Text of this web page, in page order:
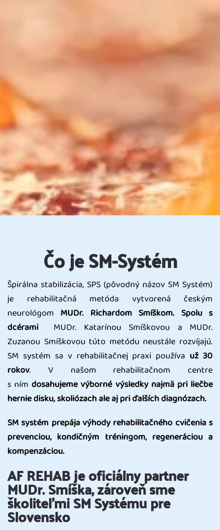
Čo je SM-Systém
Špirálna stabilizácia, SPS (pôvodný názov SM Systém)
je rehabilitačná metóda vytvorená českým
neurológom MUDr. Richardom Smíškom. Spolu s
dcérami
MUDr. Katarínou Smíškovou a MUDr.
Zuzanou Smíškovou túto metódu neustále rozvíjajú.
SM systém sa v rehabilitačnej praxi používa už 30
rokov. V našom rehabilitačnom centre
s nímdosahujeme výborné výsledky najmä pri liečbe
hernie disku, skoliózach ale aj pri ďalších diagnózach.
SM systém prepája výhody rehabilitačného cvičenia s
prevenciou, kondičným tréningom, regeneráciou a
kompenzáciou.
AF REHAB je oficiálny partner
MUDr. Smíška, zároveň sme
školiteľmi SM Systému pre
Slovensko